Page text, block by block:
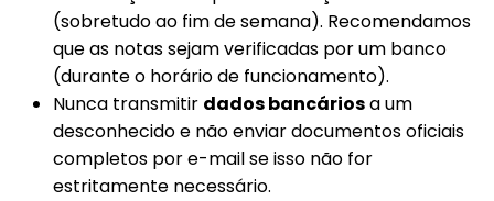
(sobretudo ao fim de semana). Recomendamos
que as notas sejam verificadas por um banco
(durante o horário de funcionamento).
Nunca transmitir dados bancáriosa um
desconhecido e não enviar documentos oficiais
completos por e-mail se isso não for
estritamente necessário.